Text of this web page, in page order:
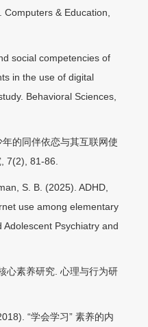
Computers & Education,
social competencies of
in the use of digital
Behavioral Sciences,
的同伴依恋与其互联网使
7(2), 81-86.
S. B. (2025). ADHD,
use among elementary
Psychiatry and
心素养研究. 心理与行为研
“学会学习” 素养的内